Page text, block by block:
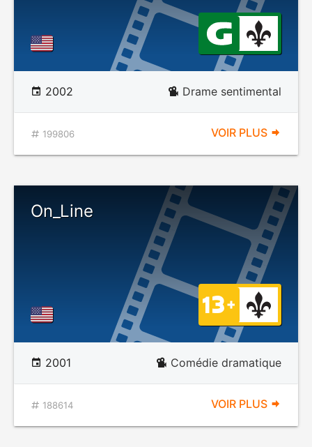
2002 Drame sentimental
199806 VOIR PLUS
On_Line
2001 Comédie dramatique
188614 VOIR PLUS